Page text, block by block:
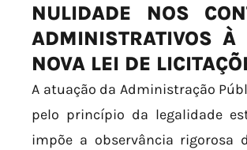
NULIDADE NOS
ADMINISTRATIVOS
NOVA LEI DE
A atuação da Administração
pelo princípio da legalidade
impõe a observância rigorosa